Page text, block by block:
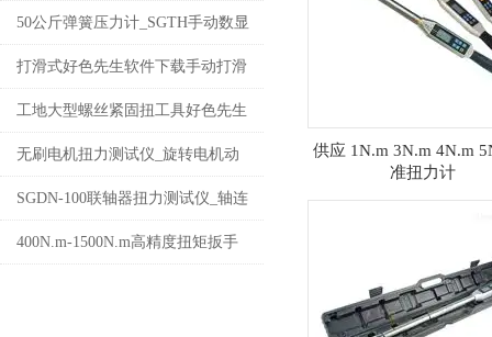
预置扭矩打滑好色先生软件下载/预
置安装扳手价格
50公斤弹簧压力计_SGTH手动数显
弹簧拉压试验机价格
打滑式好色先生软件下载手动打滑
扭矩扳手防过载手动打滑好色先生
软件下载价格
工地大型螺丝紧固扭工具好色先生
软件下载扭矩倍增器工地扭力倍增
器
无刷电机扭力测试仪_旋转电机动
态扭力测试仪_电机扭矩功率仪价
格
SGDN-100联轴器扭力测试仪_轴连
电机动态数显扭矩检测仪价格
​400N.m-1500N.m高精度扭矩扳手
供应 1N.m 3N.m 4N.m
准扭力计